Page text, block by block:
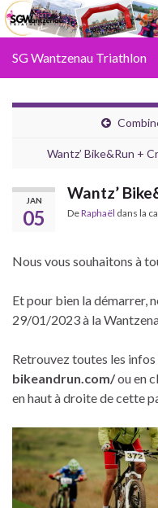
SG Wantzenau Triathlon
Wantz’ Bike&Run +
JAN
05
Wantz’
DeRaphaël dans la
Nous vous souhaitons à
Et pour bien la démarrer,
29/01/2023 à la
Retrouvez toutes les
bikeandrun.com/ou en
en haut à droite de cette